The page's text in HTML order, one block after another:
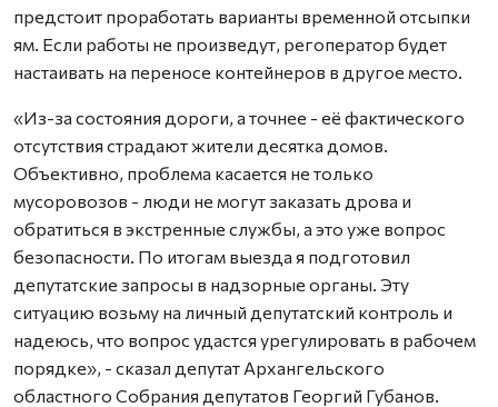
предстоит проработать варианты временной отсыпки
ям. Если работы не произведут, регоператор будет
настаивать на переносе контейнеров в другое место.
«Из-за состояния дороги, а точнее - её фактического
отсутствия страдают жители десятка домов.
Объективно, проблема касается не только
мусоровозов - люди не могут заказать дрова и
обратиться в экстренные службы, а это уже вопрос
безопасности. По итогам выезда я подготовил
депутатские запросы в надзорные органы. Эту
ситуацию возьму на личный депутатский контроль и
надеюсь, что вопрос удастся урегулировать в рабочем
порядке», - сказал депутат Архангельского
областного Собрания депутатов Георгий Губанов.